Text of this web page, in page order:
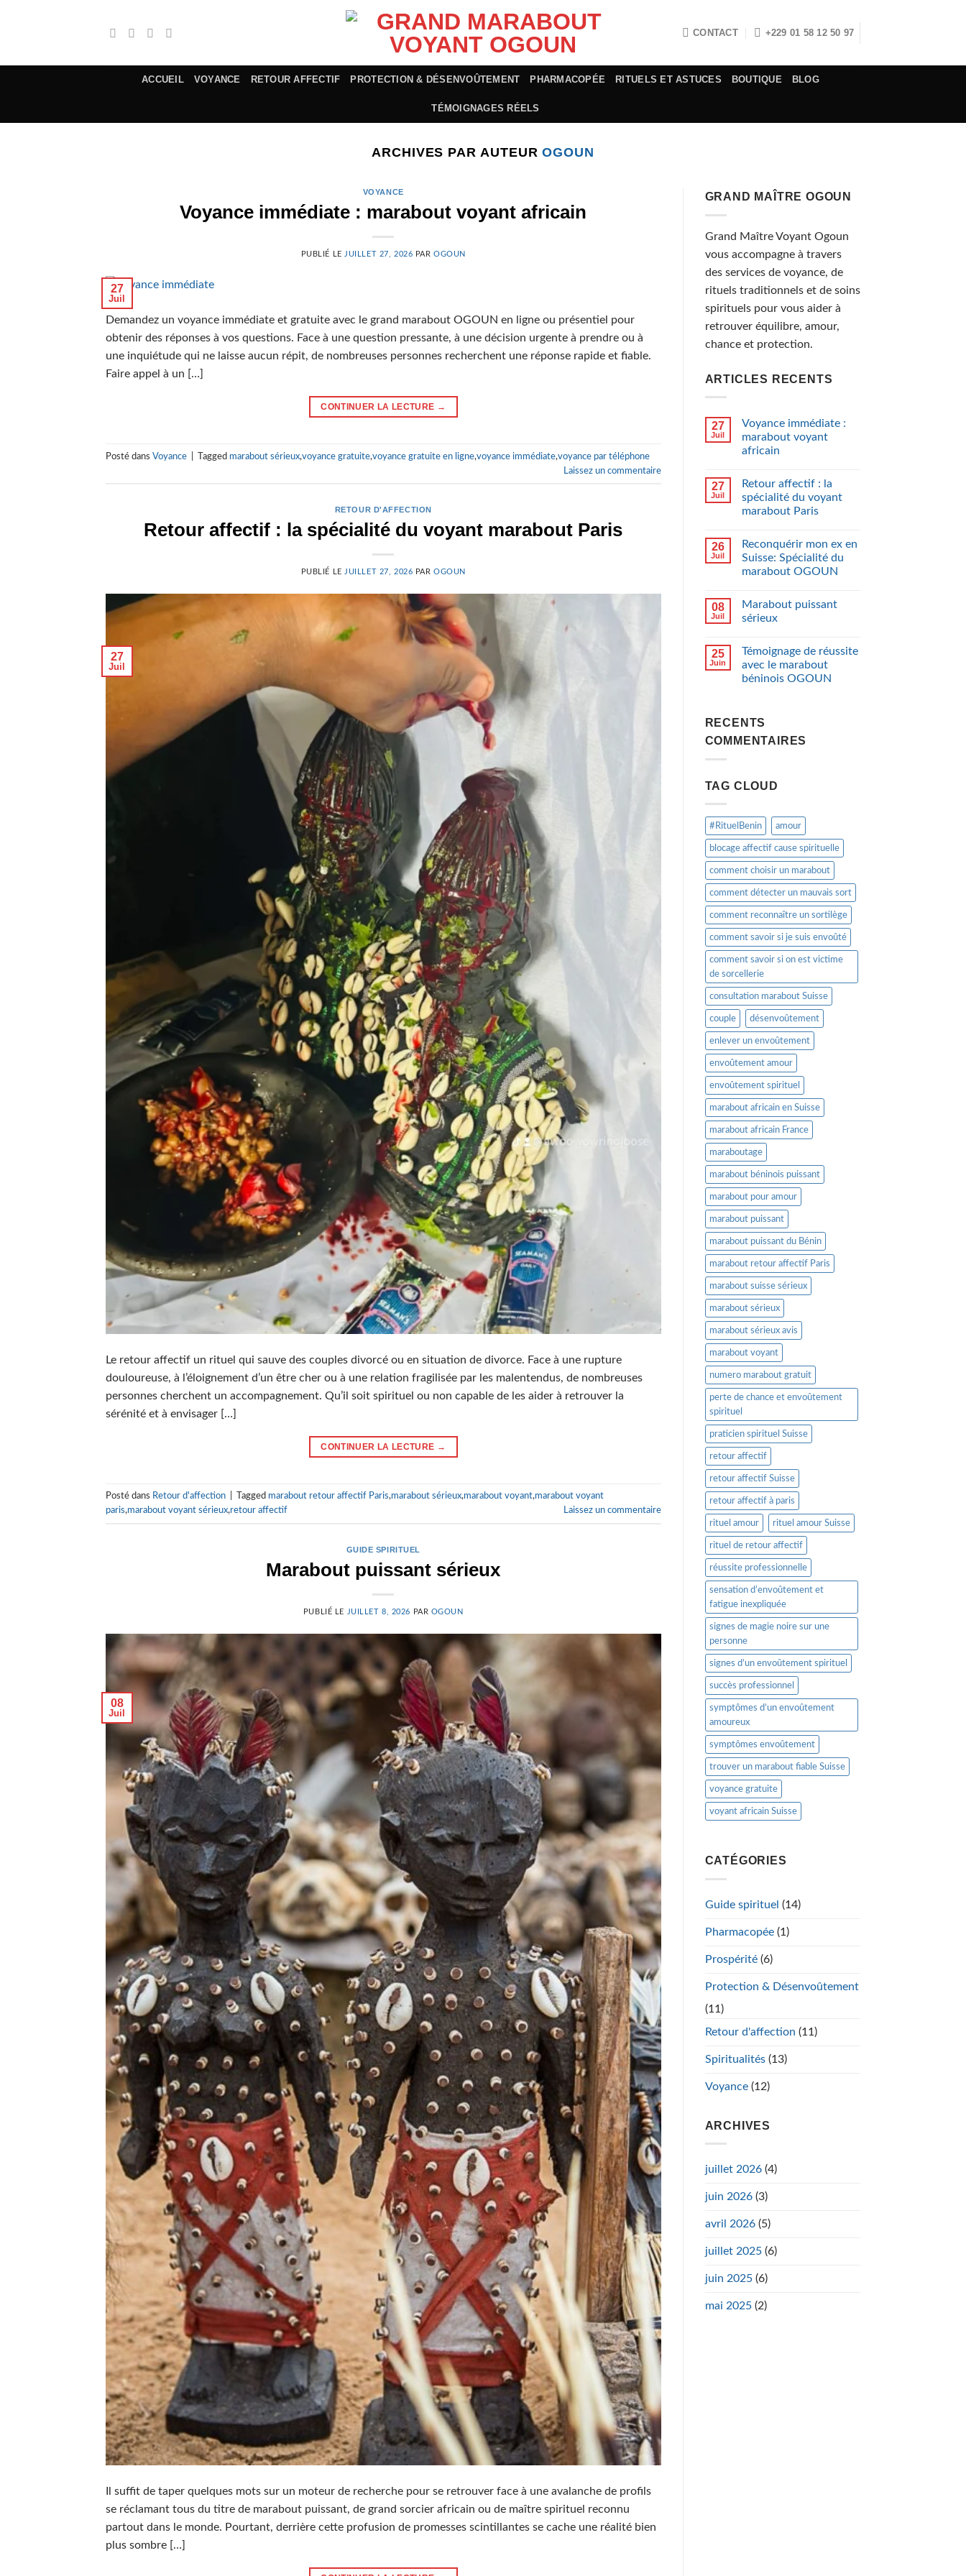
CONTACT +229 01 58 12 50 97
ACCUEIL VOYANCE RETOUR AFFECTIF PROTECTION & DÉSENVOÛTEMENT PHARMACOPÉE RITUELS ET ASTUCES BOUTIQUE BLOG
TÉMOIGNAGES RÉELS
ARCHIVES PAR AUTEUROGOUN
VOYANCE
Voyance immédiate : marabout voyant africain
PUBLIÉ LE JUILLET 27, 2026 PAROGOUN
27
Juil
Demandez un voyance immédiate et gratuite avec le grand marabout OGOUN en ligne ou présentiel pour
obtenir des réponses à vos questions. Face à une question pressante, à une décision urgente à prendre ou à
une inquiétude qui ne laisse aucun répit, de nombreuses personnes recherchent une réponse rapide et fiable.
Faire appel à un […]
CONTINUER LA LECTURE →
Posté dans Voyance Tagged marabout sérieux,voyance gratuite,voyance gratuite en ligne,voyance immédiate,voyance par téléphone
Laissez un commentaire
RETOUR D'AFFECTION
Retour affectif : la spécialité du voyant marabout Paris
PUBLIÉ LE JUILLET 27, 2026 PAROGOUN
27
Juil
Le retour affectif un rituel qui sauve des couples divorcé ou en situation de divorce. Face à une rupture
douloureuse, à l’éloignement d’un être cher ou à une relation fragilisée par les malentendus, de nombreuses
personnes cherchent un accompagnement. Qu’il soit spirituel ou non capable de les aider à retrouver la
sérénité et à envisager […]
CONTINUER LA LECTURE →
Posté dans Retour d'affection Tagged marabout retour affectif Paris,marabout sérieux,marabout voyant,marabout voyant
paris,marabout voyant sérieux,retour affectif Laissez un commentaire
GUIDE SPIRITUEL
Marabout puissant sérieux
PUBLIÉ LE JUILLET 8, 2026 PAR OGOUN
08
Juil
Il suffit de taper quelques mots sur un moteur de recherche pour se retrouver face à une avalanche de profils
se réclamant tous du titre de marabout puissant, de grand sorcier africain ou de maître spirituel reconnu
partout dans le monde. Pourtant, derrière cette profusion de promesses scintillantes se cache une réalité bien
plus sombre […]
GRAND MAÎTRE OGOUN
Grand Maître Voyant Ogoun
vous accompagne à travers
des services de voyance, de
rituels traditionnels et de soins
spirituels pour vous aider à
retrouver équilibre, amour,
chance et protection.
ARTICLES RECENTS
27
Juil
Voyance immédiate :
marabout voyant
africain
27
Juil
Retour affectif : la
spécialité du voyant
marabout Paris
26
Juil
Reconquérir mon ex en
Suisse: Spécialité du
marabout OGOUN
08
Juil
Marabout puissant
sérieux
25
Juin
Témoignage de réussite
avec le marabout
béninois OGOUN
RECENTS
COMMENTAIRES
TAG CLOUD
#RituelBenin amour
blocage affectif cause spirituelle
comment choisir un marabout
comment détecter un mauvais sort
comment reconnaître un sortilège
comment savoir si je suis envoûté
comment savoir si on est victime
de sorcellerie
consultation marabout Suisse
couple désenvoûtement
enlever un envoûtement
envoûtement amour
envoûtement spirituel
marabout africain en Suisse
marabout africain France
maraboutage
marabout béninois puissant
marabout pour amour
marabout puissant
marabout puissant du Bénin
marabout retour affectif Paris
marabout suisse sérieux
marabout sérieux
marabout sérieux avis
marabout voyant
numero marabout gratuit
perte de chance et envoûtement
spirituel
praticien spirituel Suisse
retour affectif
retour affectif Suisse
retour affectif à paris
rituel amour rituel amour Suisse
rituel de retour affectif
réussite professionnelle
sensation d’envoûtement et
fatigue inexpliquée
signes de magie noire sur une
personne
signes d’un envoûtement spirituel
succès professionnel
symptômes d’un envoûtement
amoureux
symptômes envoûtement
trouver un marabout fiable Suisse
voyance gratuite
voyant africain Suisse
CATÉGORIES
Guide spirituel (14)
Pharmacopée(1)
Prospérité(6)
Protection & Désenvoûtement
(11)
Retour d'affection (11)
Spiritualités(13)
Voyance(12)
ARCHIVES
juillet 2026(4)
juin 2026(3)
avril 2026(5)
juillet 2025(6)
juin 2025(6)
mai 2025(2)